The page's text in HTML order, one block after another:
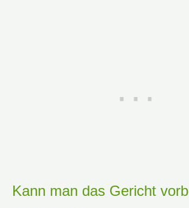
Kann man das Gericht